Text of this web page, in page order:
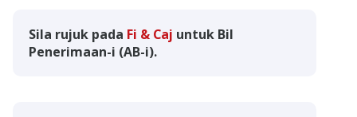
Sila rujuk pada Fi & Caj untuk Bil
Penerimaan-i (AB-i).